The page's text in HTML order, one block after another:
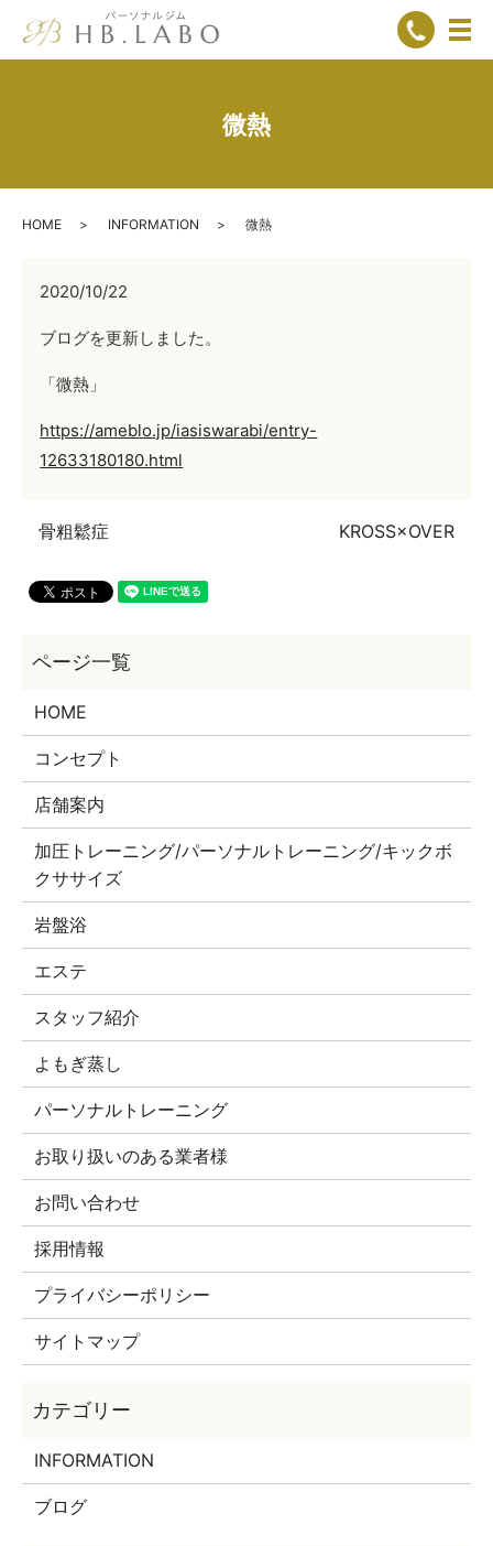
微熱
HOME INFORMATION 微熱
2020/10/22
ブログを更新しました。
「微熱」
https://ameblo.jp/iasiswarabi/entry-
12633180180.html
骨粗鬆症 KROSS×OVER
HOME
コンセプト
店舗案内
加圧トレーニング/パーソナルトレーニング/キックボ
クササイズ
岩盤浴
エステ
スタッフ紹介
よもぎ蒸し
パーソナルトレーニング
お取り扱いのある業者様
お問い合わせ
採用情報
プライバシーポリシー
サイトマップ
INFORMATION
ブログ